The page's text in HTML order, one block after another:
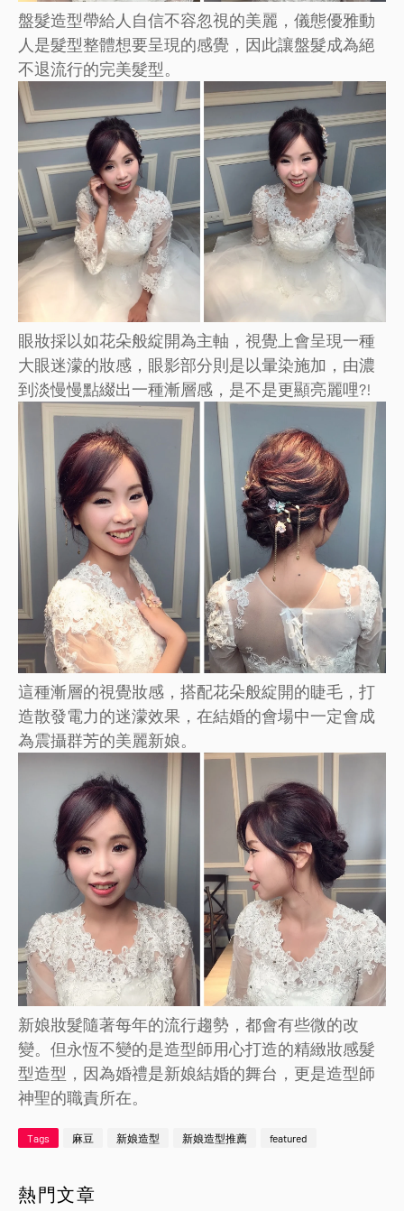
盤髮造型帶給人自信不容忽視的美麗，儀態優雅動
人是髮型整體想要呈現的感覺，因此讓盤髮成為絕
不退流行的完美髮型。
眼妝採以如花朵般綻開為主軸，視覺上會呈現一種
大眼迷濛的妝感，眼影部分則是以暈染施加，由濃
到淡慢慢點綴出一種漸層感，是不是更顯亮麗哩?!
這種漸層的視覺妝感，搭配花朵般綻開的睫毛，打
造散發電力的迷濛效果，在結婚的會場中一定會成
為震攝群芳的美麗新娘。
新娘妝髮隨著每年的流行趨勢，都會有些微的改
變。但永恆不變的是造型師用心打造的精緻妝感髮
型造型，因為婚禮是新娘結婚的舞台，更是造型師
神聖的職責所在。
Tags 麻豆 新娘造型 新娘造型推薦 featured
熱門文章